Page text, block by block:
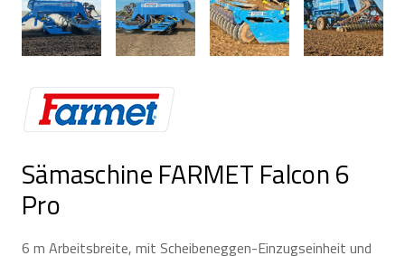
Sämaschine FARMET Falcon 6
Pro
6 m Arbeitsbreite, mit Scheibeneggen-Einzugseinheit und